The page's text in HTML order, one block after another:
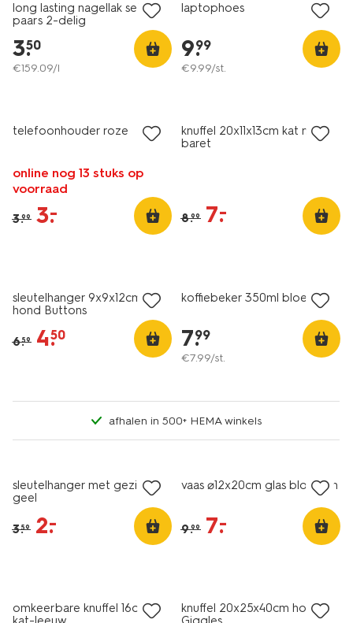
long lasting nagellak set
paars 2-delig
3.
50
€159.09/l
laptophoes
9.
99
€9.99/st.
telefoonhouder roze
online nog 13 stuks op
voorraad
3.99 3.
–
knuffel 20x11x13cm kat met
baret
8.99 7.
–
sleutelhanger 9x9x12cm
hond Buttons
6.59 4.
50
koffiebeker 350ml bloemen
7.
99
€7.99/st.
afhalen in 500+ HEMA winkels
sleutelhanger met gezichtje
geel
3.59 2.
–
vaas ⌀12x20cm glas bloemen
9.99 7.
–
omkeerbare knuffel 16cm
knuffel 20x25x40cm hond